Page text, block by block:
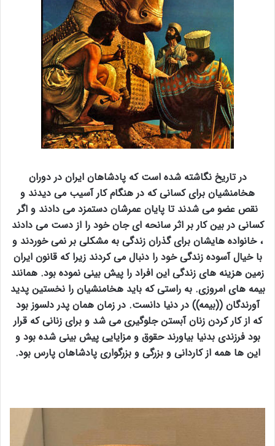
در تاریخ نگاشته شده است که پادشاهان ایران در دوران
هخامنشیان برای کسانی که در هنگام کار آسیب می دیدند و
نقص عضو می شدند تا پایان عمرشان دستمزد می دادند و اگر
کسانی در بین کار بر اثر سانحه ای جان خود را از دست می دادند
، خانواده هایشان برای گذران زندگی به مشکلی بر نمی خوردند و
با خیال آسوده زندگی خود را دنبال می کردند زیرا که قانون ایران
زمین هزینه های زندگی این افراد را پیش بینی نموده بود. همانند
بیمه های امروزی. به راستی که باید هخامنشیان را نخستین پدید
آورندگان ((بیمه)) در دنیا دانست. در زمان همان پدر دلسوز بود
که از کار کردن زنان آبستن جلوگیری می شد و برای زنانی که قرار
بود فرزندی بدنیا بیاورند حقوق و مزایایی پیش بینی شده بود و
این ها همه از کاردانی و بزرگی و بزرگواری پادشاهان پارس بود.